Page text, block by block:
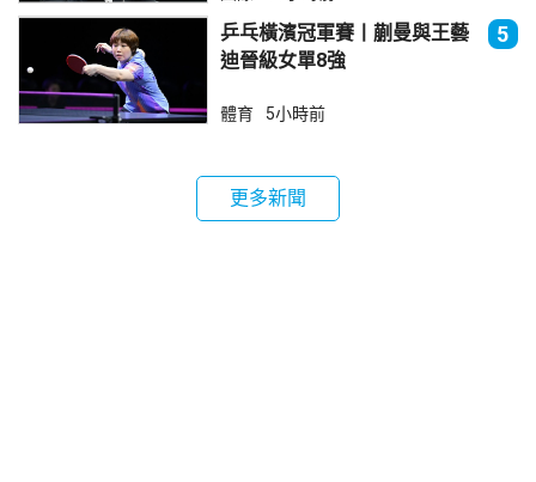
乒乓橫濱冠軍賽丨蒯曼與王藝
迪晉級女單8強
5
體育 5小時前
更多新聞